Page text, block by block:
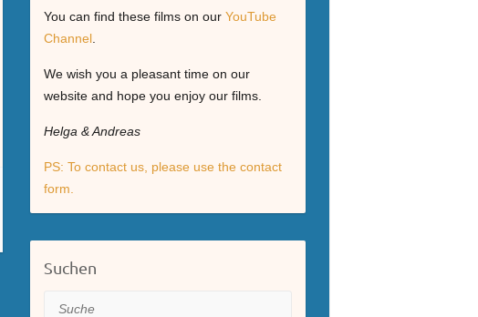
You can find these films on our YouTube
Channel.
We wish you a pleasant time on our
website and hope you enjoy our films.
Helga & Andreas
PS: To contact us, please use the contact
form.
Suchen
Suche